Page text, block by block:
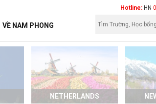
Hotline: HN
VỀ NAM PHONG
NETHERLANDS